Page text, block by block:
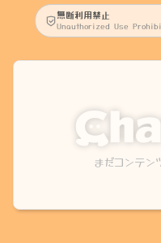
無断利用禁止
Unauthorized Use
まだコンテン